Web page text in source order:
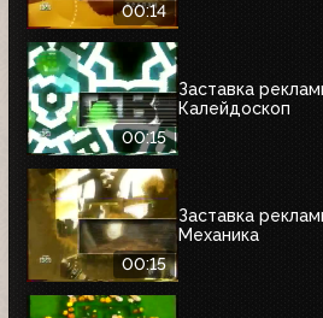
00:14
00:15
Заставка
Калейдоскоп
00:15
Заставка
Механика